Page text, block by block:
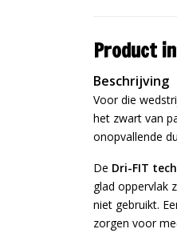
Product
Beschrijving
Voor die
het zwart van
onopvallende
De Dri-FIT
glad oppervlak
niet gebruikt.
zorgen voor